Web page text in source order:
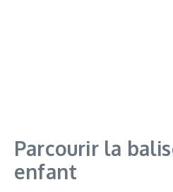
Parcourir la
enfant